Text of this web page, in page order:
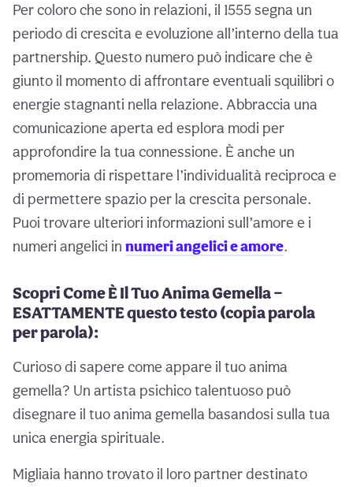
Per coloro che sono in relazioni, il 1555 segna un
periodo di crescita e evoluzione all’interno della tua
partnership. Questo numero può indicare che è
giunto il momento di affrontare eventuali squilibri o
energie stagnanti nella relazione. Abbraccia una
comunicazione aperta ed esplora modi per
approfondire la tua connessione. È anche un
promemoria di rispettare l’individualità reciproca e
di permettere spazio per la crescita personale.
Puoi trovare ulteriori informazioni sull’amore e i
numeri angelici in numeri angelici e amore.
Scopri Come È Il Tuo Anima Gemella —
ESATTAMENTE questo testo (copia parola
per parola):
Curioso di sapere come appare il tuo anima
gemella? Un artista psichico talentuoso può
disegnare il tuo anima gemella basandosi sulla tua
unica energia spirituale.
Migliaia hanno trovato il loro partner destinato